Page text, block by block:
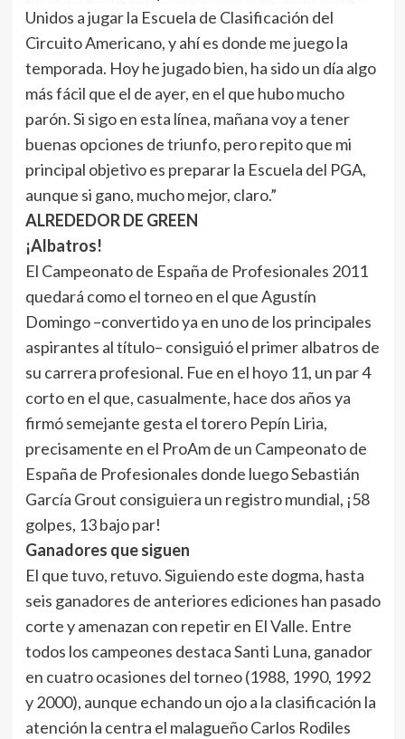
Unidos a jugar la Escuela de Clasificación del
Circuito Americano, y ahí es donde me juego la
temporada. Hoy he jugado bien, ha sido un día algo
más fácil que el de ayer, en el que hubo mucho
parón. Si sigo en esta línea, mañana voy a tener
buenas opciones de triunfo, pero repito que mi
principal objetivo es preparar la Escuela del PGA,
aunque si gano, mucho mejor, claro.”
ALREDEDOR DE GREEN
¡Albatros!
El Campeonato de España de Profesionales 2011
quedará como el torneo en el que Agustín
Domingo –convertido ya en uno de los principales
aspirantes al título– consiguió el primer albatros de
su carrera profesional. Fue en el hoyo 11, un par 4
corto en el que, casualmente, hace dos años ya
firmó semejante gesta el torero Pepín Liria,
precisamente en el ProAm de un Campeonato de
España de Profesionales donde luego Sebastián
García Grout consiguiera un registro mundial, ¡58
golpes, 13 bajo par!
Ganadores que siguen
El que tuvo, retuvo. Siguiendo este dogma, hasta
seis ganadores de anteriores ediciones han pasado
corte y amenazan con repetir en El Valle. Entre
todos los campeones destaca Santi Luna, ganador
en cuatro ocasiones del torneo (1988, 1990, 1992
y 2000), aunque echando un ojo a la clasificación la
atención la centra el malagueño Carlos Rodiles